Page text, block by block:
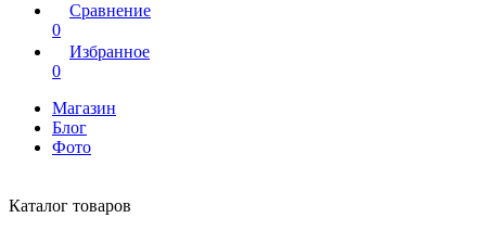
Сравнение
0
Избранное
0
Магазин
Блог
Фото
Каталог товаров